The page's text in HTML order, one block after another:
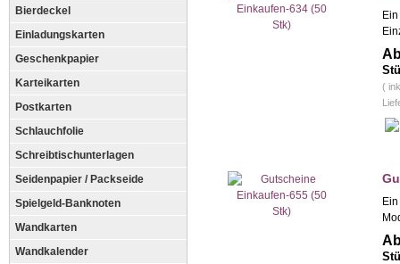
Bierdeckel
Einladungskarten
Geschenkpapier
Karteikarten
Postkarten
Schlauchfolie
Schreibtischunterlagen
Seidenpapier / Packseide
Spielgeld-Banknoten
Wandkarten
Wandkalender
(